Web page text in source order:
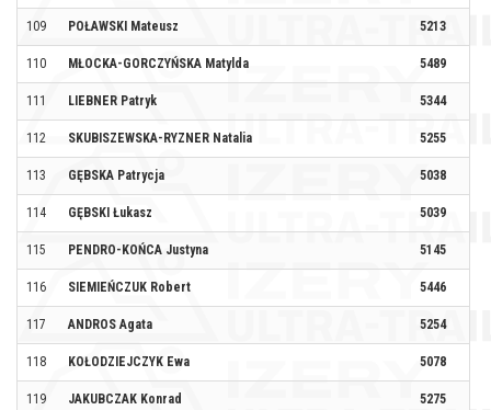
109 POŁAWSKI Mateusz 5213
110 MŁOCKA-GORCZYŃSKA Matylda 5489
111 LIEBNER Patryk 5344
112 SKUBISZEWSKA-RYZNER Natalia 5255
113 GĘBSKA Patrycja 5038
114 GĘBSKI Łukasz 5039
115 PENDRO-KOŃCA Justyna 5145
116 SIEMIEŃCZUK Robert 5446
117 ANDROS Agata 5254
118 KOŁODZIEJCZYK Ewa 5078
119 JAKUBCZAK Konrad 5275